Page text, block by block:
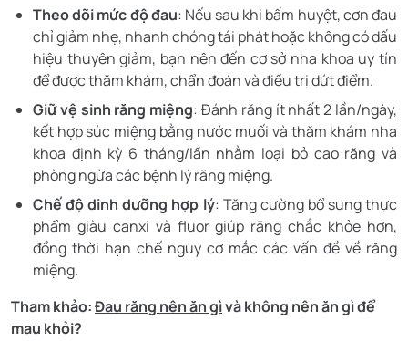
Theo dõi mức độ đau: Nếu sau khi bấm huyệt, cơn đau
chỉ giảm nhẹ, nhanh chóng tái phát hoặc không có dấu
hiệu thuyên giảm, bạn nên đến cơ sở nha khoa uy tín
để được thăm khám, chẩn đoán và điều trị dứt điểm.
Giữ vệ sinh răng miệng: Đánh răng ít nhất 2 lần/ngày,
kết hợp súc miệng bằng nước muối và thăm khám nha
khoa định kỳ 6 tháng/lần nhằm loại bỏ cao răng và
phòng ngừa các bệnh lý răng miệng.
Chế độ dinh dưỡng hợp lý: Tăng cường bổ sung thực
phẩm giàu canxi và fluor giúp răng chắc khỏe hơn,
đồng thời hạn chế nguy cơ mắc các vấn đề về răng
miệng.
Tham khảo:Đau răng nên ăn gìvà không nên ăn gì để
mau khỏi?